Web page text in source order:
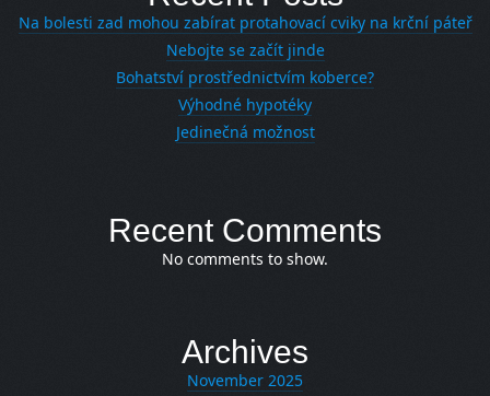
Na bolesti zad mohou zabírat protahovací cviky na krční páteř
Nebojte se začít jinde
Bohatství prostřednictvím koberce?
Výhodné hypotéky
Jedinečná možnost
Recent Comments
No comments to show.
Archives
November 2025